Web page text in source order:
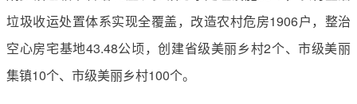
垃圾收运处置体系实现全覆盖，改造农村危房1906户，整治
空心房宅基地43.48公顷，创建省级美丽乡村2个、市级美丽
集镇10个、市级美丽乡村100个。